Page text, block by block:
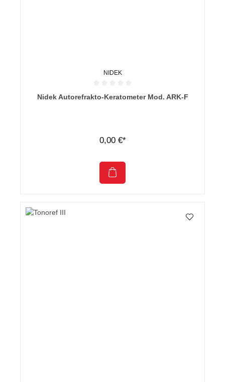
NIDEK
Durchschnittliche Bewertung von 0 von 5 Sternen
Nidek Autorefrakto-Keratometer Mod. ARK-F
0,00 €*